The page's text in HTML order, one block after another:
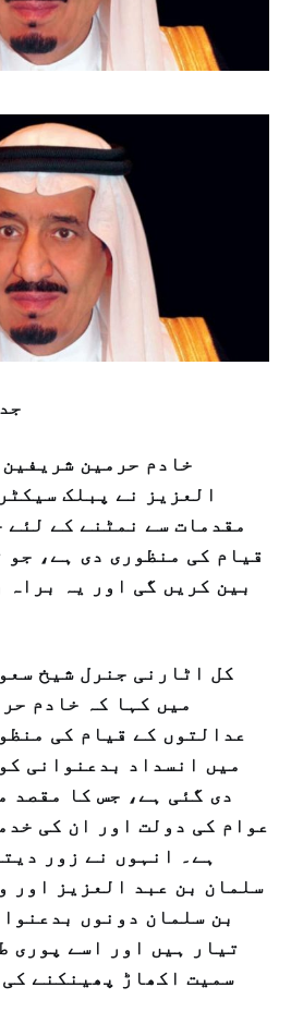
خادم حرمین
العزیز نے پبلک
مقدمات سے نمٹنے کے
قیام کی منظوری دی ہے،
بین کریں گی اور یہ
کل اٹارنی جنرل شیخ
میں کہا کہ خادم
عدالتوں کے قیام کی
میں انسداد بدعنوانی
دی گئی ہے، جس کا مقصد
عوام کی دولت اور ان کی
ہے۔ انہوں نے زور
سلمان بن عبد العزیز اور
بن سلمان دونوں
تیار ہیں اور اسے پوری
سمیت اکھاڑ پھینکنے